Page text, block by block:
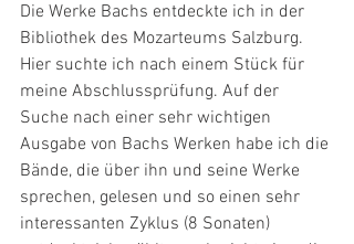
Die Werke Bachs entdeckte ich in der
Bibliothek des Mozarteums Salzburg.
Hier suchte ich nach einem Stück für
meine Abschlussprüfung. Auf der
Suche nach einer sehr wichtigen
Ausgabe von Bachs Werken habe ich die
Bände, die über ihn und seine Werke
sprechen, gelesen und so einen sehr
interessanten Zyklus (8 Sonaten)